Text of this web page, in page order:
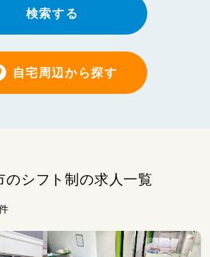
検索する
自宅周辺から探す
のシフト制の求人一覧